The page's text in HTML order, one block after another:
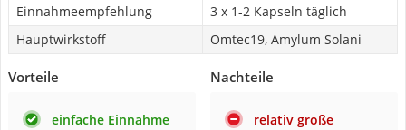
Einnahmeempfehlung
3 x 1-2 Kapseln täglich
Hauptwirkstoff
Omtec19, Amylum Solani
Vorteile
einfache Einnahme
Nachteile
relativ große